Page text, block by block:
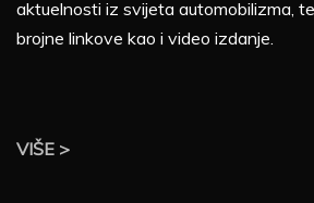
aktuelnosti iz svijeta automobilizma,
brojne linkove kao i video izdanje.
VIŠE >